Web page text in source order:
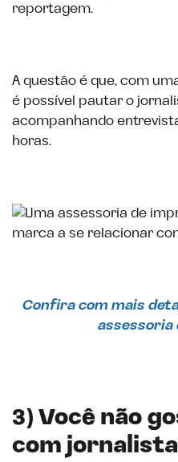
reportagem.
A questão é que, com
é possível pautar o
acompanhando
horas.
Confira com mais
assessoria
3) Você não
com